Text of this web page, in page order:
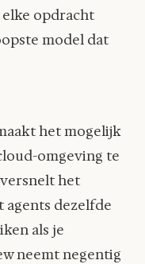
opdracht
model dat
het mogelijk
omgeving te
het
dezelfde
als je
neemt negentig